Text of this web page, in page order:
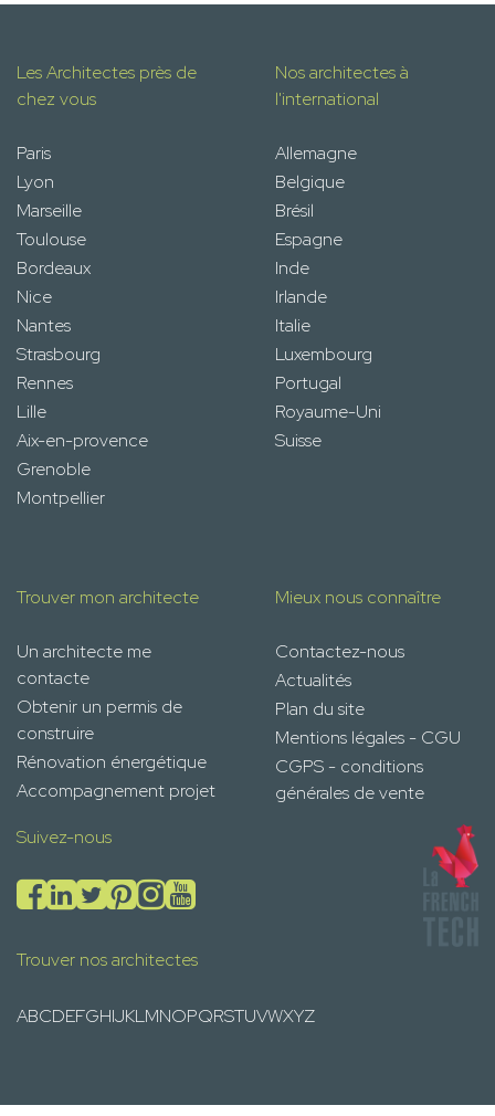
Les Architectes près de
chez vous
Paris
Lyon
Marseille
Toulouse
Bordeaux
Nice
Nantes
Strasbourg
Rennes
Lille
Aix-en-provence
Grenoble
Montpellier
Nos architectes à
l'international
Allemagne
Belgique
Brésil
Espagne
Inde
Irlande
Italie
Luxembourg
Portugal
Royaume-Uni
Suisse
Trouver mon architecte
Un architecte me
contacte
Obtenir un permis de
construire
Rénovation énergétique
Accompagnement projet
Mieux nous connaître
Contactez-nous
Actualités
Plan du site
Mentions légales - CGU
CGPS - conditions
générales de vente
Suivez-nous
Trouver nos architectes
ABCDEFGHIJKLMNOPQRSTUVWXYZ